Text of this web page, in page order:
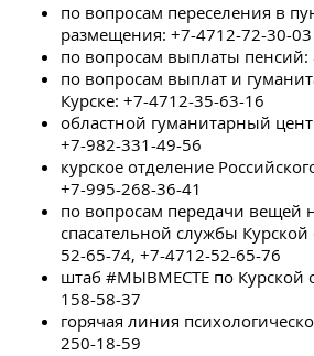
по вопросам переселения в
размещения: +7-4712-72-30-03
по вопросам выплаты пенсий:
по вопросам выплат и
Курске: +7-4712-35-63-16
областной гуманитарный
+7-982-331-49-56
курское отделение
+7-995-268-36-41
по вопросам передачи вещей
спасательной службы
52-65-74, +7-4712-52-65-76
штаб #МЫВМЕСТЕ по Курской
158-58-37
горячая линия
250-18-59